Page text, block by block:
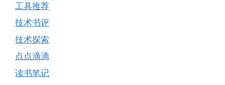
工具推荐
技术书评
技术探索
点点滴滴
读书笔记